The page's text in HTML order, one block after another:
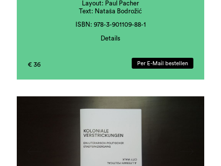
Layout: Paul Pacher
Text: Nataša Bodrožić
ISBN: 978-3-901109-88-1
Details
€ 36 Per E-Mail bestellen